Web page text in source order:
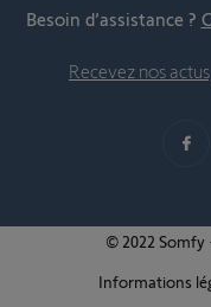
Besoin d’assistance ?
Recevez nos
© 2022 Somfy
Informations